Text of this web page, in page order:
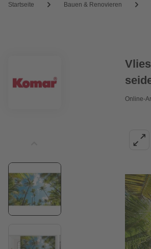
Startseite Bauen & Renovieren
Online-